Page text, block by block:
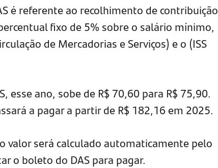
é referente ao recolhimento de contribuição
fixo de 5% sobre o salário mínimo,
de Mercadorias e Serviços) e o (ISS
esse ano, sobe de R$ 70,60 para R$ 75,90.
a pagar a partir de R$ 182,16 em 2025.
valor será calculado automaticamente pelo
o boleto do DAS para pagar.